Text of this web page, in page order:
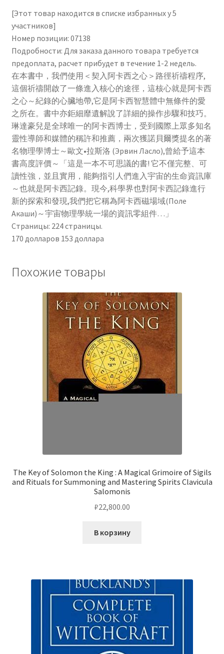
案
資
料
庫
[Этот товар находится в списке избранных у 5
участников]
Номер позиции: 07138
Подробности: Для заказа данного товара требуется
предоплата, расчет прибудет в течение 1-2 недель.
在本書中，我們使用＜契入阿卡西之心＞路徑祈禱程序,
這個祈禱開啟了一條進入核心的途徑，這核心就是阿卡西
之心～紀錄的心臟地帶,它是阿卡西智慧體中無條件的愛
之所在。書中亦鉅細靡遺解說了詳細的操作步驟和技巧。
琳達豪兒是全球唯一的阿卡西博士，受到國際上眾多知名
靈性導師和媒體的稱許和推薦，兩次獲諾貝爾獎提名的著
名物理學博士～歐文•拉斯洛 (Эрвин Ласло),曾給予這本
書高度評價～「這是一本不可思議的書! 它不僅完整、可
讀性強，並且實用，能夠指引人們進入宇宙的生命資訊庫
～也就是阿卡西記錄。現今,科學界也對阿卡西記錄進行
新的探索和發現,我們把它稱為阿卡西磁場域(Поле
Акаши)～宇宙物理學統一場的資訊零組件…」
Страницы: 224 страницы.
170 долларов 153 доллара
Похожие товары
The Key of Solomon the King : A Magical Grimoire of Sigils
and Rituals for Summoning and Mastering Spirits Clavicula
Salomonis
₽22,800.00
В корзину